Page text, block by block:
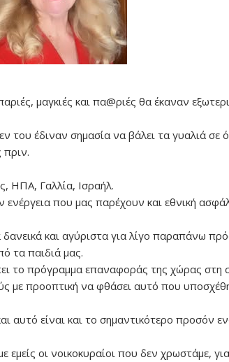
μαγκιές και πα@ριές θα έκαναν
του έδιναν σημασία να βάλει τα γυαλιά σε
ΗΠΑ, Γαλλία, Ισραήλ.
που μας παρέχουν και εθνική
και αγύριστα για λίγο παραπάνω
τα παιδιά μας.
το πρόγραμμα επαναφοράς της χώρας στη
με προοπτική να φθάσει αυτό που
αυτό είναι και το σημαντικότερο προσόν
εμείς οι νοικοκυραίοι που δεν χρωστάμε,